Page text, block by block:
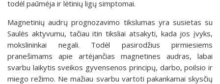
todėl paūmėja ir lėtinių ligų simptomai.
Magnetinių audrų prognozavimo tikslumas yra susietas su
Saulės aktyvumu, tačiau itin tiksliai atsakyti, kada jos įvyks,
mokslininkai negali. Todėl pasirodžius pirmiesiems
pranešimams apie artėjančias magnetines audras, labai
svarbu laikytis sveikos gyvensenos principų, darbo, poilsio ir
miego režimo. Ne mažiau svarbu vartoti pakankamai skysčių